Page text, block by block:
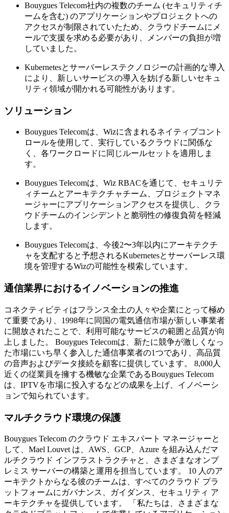
Bouygues Telecom社内の複数のチーム (セキュリティチ
ームを含む) のアプリケーションやプロジェクトへの
アクセスが制限されていたため、クラウドチームにメ
ールで支援を求める必要があり、メンバーの負担が増
していました。
Kubernetesとサーバーレステクノロジーの計画的な導入
により、新しいサービスの導入を妨げる新しいセキュ
リティ領域が開かれる可能性があります。
ソリューション
Bouygues Telecomは、Wizに含まれるネイティブコント
ロールを使用して、実行しているクラウドに関係な
く、各ワークロードに同じルールセットを適用しま
す。
Bouygues Telecomは、Wiz RBACを通じて、セキュリテ
ィチームとアーキテクチャチーム、プロジェクトマネ
ージャーにアプリケーションアクセスを提供し、クラ
ウドチームのインシデントと脆弱性の修復負荷を軽減
します。
Bouygues Telecomは、今後2〜3年以内にアーキテクチ
ャを支配すると予想されるKubernetesとサーバーレス環
境を管理するWizの可能性を模索しています。
通信業界におけるイノベーションの推進
コネクティビティはフランス全土の人々や企業にとって極め
て重要であり、1998年に同国の電気通信市場が新しい事業者
に開放されたことで、利用可能なサービスの範囲と品質が向
上しました。 Bouygues Telecomは、新たに競争が激しくなっ
た市場にいち早く参入した通信事業者の1つであり、高品質
の音声およびデータ接続を顧客に提供しています。 8,000人
近くの従業員を擁する機敏な企業であるBouygues Telecom
は、IPTVを市場に投入するなどの成果を上げ、イノベーシ
ョンで知られています。
マルチクラウド環境の保護
Bouygues Telecom のクラウド エキスパート マネージャーと
して、Mael Louvet は、AWS、GCP、Azure を組み込んだマ
ルチクラウド インフラストラクチャと、さまざまなオンプ
レミス サーバーの構築と運用を担当しています。 10 人のア
ーキテクトからなる彼のチームは、すべてのクラウド プラ
ットフォームにガバナンス、ガイダンス、セキュリティ ア
ーキテクチャを提供しています。 「私たちは、さまざまな